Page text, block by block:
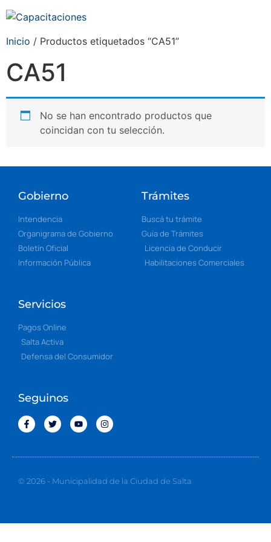
Inicio / Productos etiquetados “CA51”
CA51
No se han encontrado productos que
coincidan con tu selección.
Gobierno
Intendencia
Organigrama de Gobierno
Boletín Oficial
Información Pública
Trámites
Buscá tu trámite
Guía de Trámites
Licencia de Conducir
Habilitaciones Comerciales
Servicios
Pagos Online
Salta Activa
Defensa del Consumidor
Seguinos
© 2026 - Municipalidad de la Ciudad de Salta